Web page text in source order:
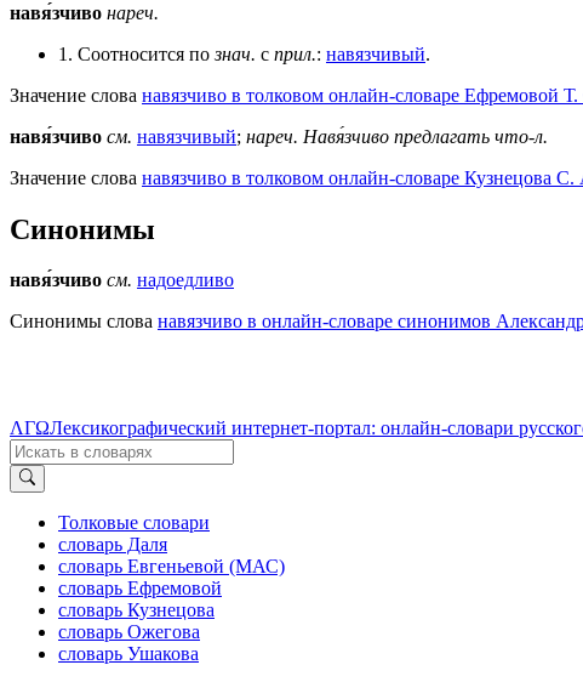
навя́зчиво нареч.
1. Соотносится познач. с прил.: навязчивый.
Значение слова навязчиво в толковом онлайн-словаре Ефремовой
навя́зчиво см. навязчивый; нареч. Навя́зчиво предлагать что-л.
Значение слова навязчиво в толковом онлайн-словаре Кузнецова С.
Синонимы
навя́зчиво см. надоедливо
Синонимы слова навязчиво в онлайн-словаре синонимов
ΛΓΩЛексикографический интернет-портал: онлайн-словари
Толковые словари
словарь Даля
словарь Евгеньевой (МАС)
словарь Ефремовой
словарь Кузнецова
словарь Ожегова
словарь Ушакова